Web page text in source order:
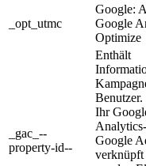
_opt_utmc
Google:
Google
Optimize
_gac_--
property-id--
Enthält
Ihr
Google
verknüpft